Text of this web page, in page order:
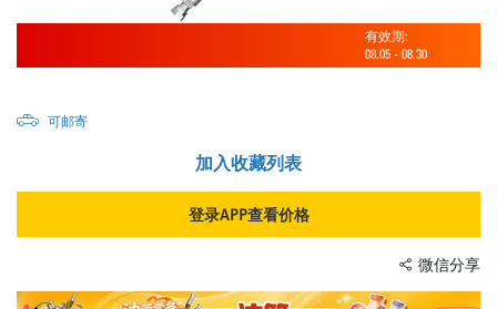
有效期:
08.05 - 08.30
可邮寄
加入收藏列表
登录APP查看价格
微信分享